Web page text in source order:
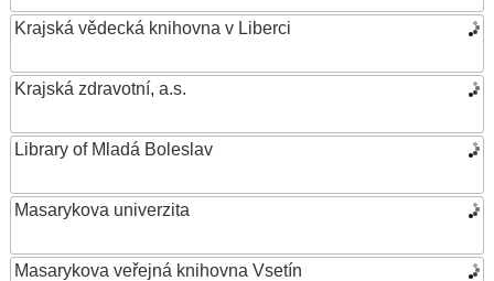
Krajská vědecká knihovna v Liberci
Krajská zdravotní, a.s.
Library of Mladá Boleslav
Masarykova univerzita
Masarykova veřejná knihovna Vsetín